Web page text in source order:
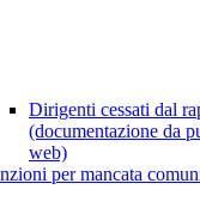
Dirigenti cessati dal
(documentazione da
web)
per mancata